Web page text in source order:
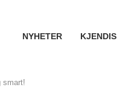
NYHETER KJENDIS
smart!